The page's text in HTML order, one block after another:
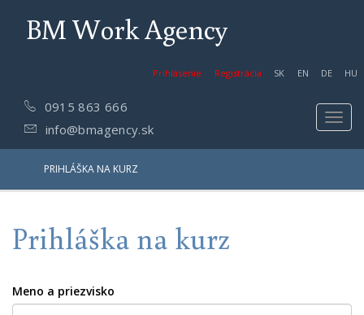
BM Work Agency
Prihlásenie Registrácia SK EN DE HU
0915 863 666
info@bmagency.sk
PRIHLÁŠKA NA KURZ
Prihláška na kurz
Meno a priezvisko